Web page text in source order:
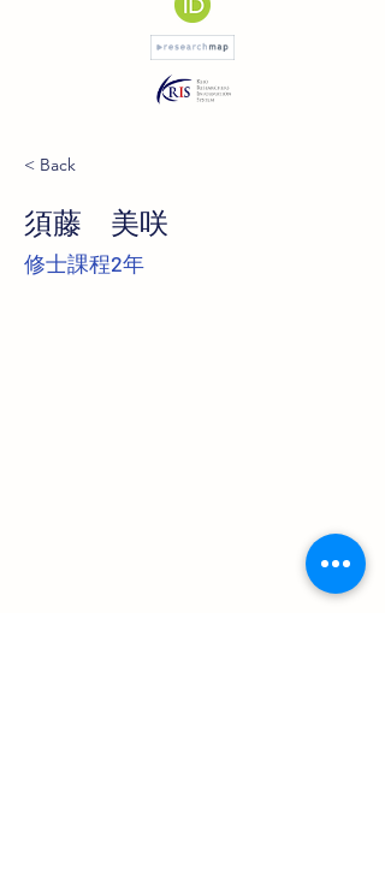
< Back
須藤 美咲
修士課程2年